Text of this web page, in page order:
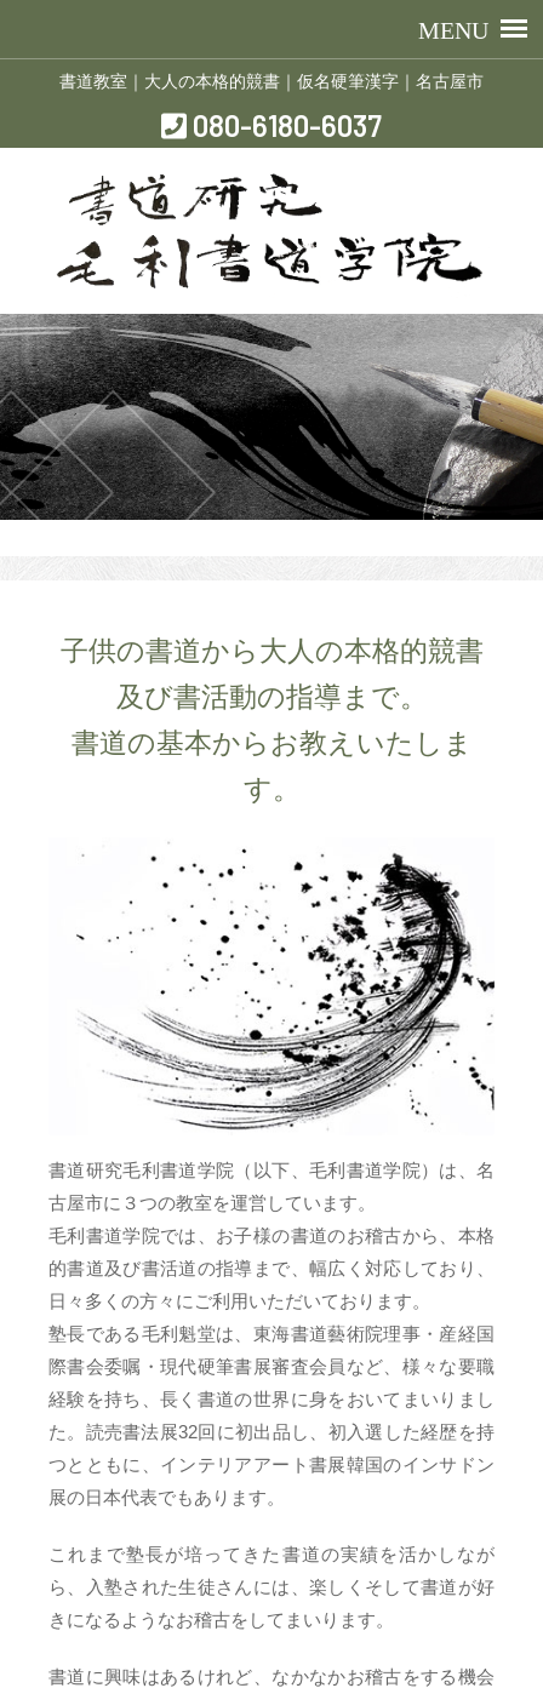
書道教室｜大人の本格的競書｜仮名硬筆漢字｜名古屋市
080-6180-6037
子供の書道から大人の本格的競書
及び書活動の指導まで。
書道の基本からお教えいたしま
す。
書道研究毛利書道学院（以下、毛利書道学院）は、名
古屋市に３つの教室を運営しています。
毛利書道学院では、お子様の書道のお稽古から、本格
的書道及び書活道の指導まで、幅広く対応しており、
日々多くの方々にご利用いただいております。
塾長である毛利魁堂は、東海書道藝術院理事・産経国
際書会委嘱・現代硬筆書展審査会員など、様々な要職
経験を持ち、長く書道の世界に身をおいてまいりまし
た。読売書法展32回に初出品し、初入選した経歴を持
つとともに、インテリアアート書展韓国のインサドン
展の日本代表でもあります。
これまで塾長が培ってきた書道の実績を活かしなが
ら、入塾された生徒さんには、楽しくそして書道が好
きになるようなお稽古をしてまいります。
書道に興味はあるけれど、なかなかお稽古をする機会